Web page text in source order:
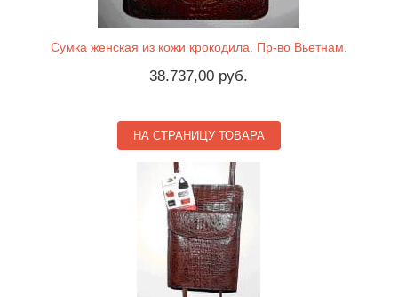
Сумка женская из кожи крокодила. Пр-во Вьетнам.
38.737,00 руб.
НА СТРАНИЦУ ТОВАРА